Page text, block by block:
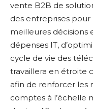
vente B2B de
des entreprises
meilleures décisions
dépenses IT,
cycle de vie des
travaillera en étroite
afin de renforcer les
comptes à l’échelle